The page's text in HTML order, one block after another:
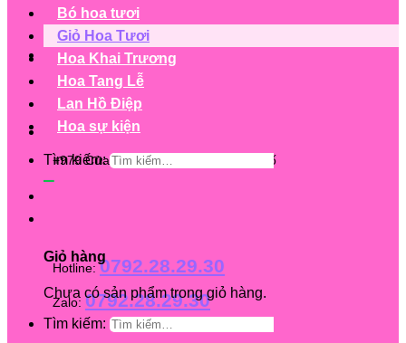
+979 Cửa hàng trên 63 tỉnh/ thành phố
Hotline:0792.28.29.30
Zalo: 0792.28.29.30
Bó hoa tươi
Giỏ Hoa Tươi
Hoa Khai Trương
Hoa Tang Lễ
Lan Hồ Điệp
Hoa sự kiện
Tìm kiếm:
Giỏ hàng
Chưa có sản phẩm trong giỏ hàng.
Tìm kiếm: